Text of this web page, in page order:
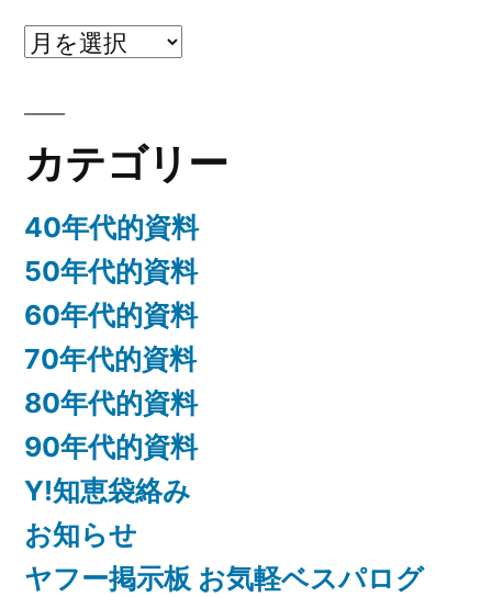
ア
イ
ブ
カテゴリー
40年代的資料
50年代的資料
60年代的資料
70年代的資料
80年代的資料
90年代的資料
Y!知恵袋絡み
お知らせ
ヤフー掲示板 お気軽ベスパログ